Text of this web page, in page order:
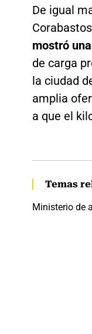
De igual
mostró
de carga
la ciudad
amplia
a que el
Temas
Ministerio de